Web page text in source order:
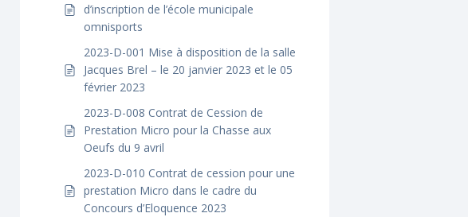
d’inscription de l’école municipale
omnisports
2023-D-001 Mise à disposition de la salle
Jacques Brel – le 20 janvier 2023 et le 05
février 2023
2023-D-008 Contrat de Cession de
Prestation Micro pour la Chasse aux
Oeufs du 9 avril
2023-D-010 Contrat de cession pour une
prestation Micro dans le cadre du
Concours d’Eloquence 2023